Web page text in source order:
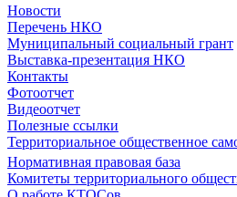
Новости
Перечень НКО
Муниципальный социальный грант
Выставка-презентация НКО
Контакты
Фотоотчет
Видеоотчет
Полезные ссылки
Территориальное общественное
Нормативная правовая база
Комитеты территориального